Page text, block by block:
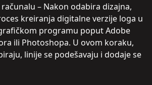
– Nakon odabira dizajna,
kreiranja digitalne verzije loga u
programu poput Adobe
ili Photoshopa. U ovom koraku,
linije se podešavaju i dodaje se